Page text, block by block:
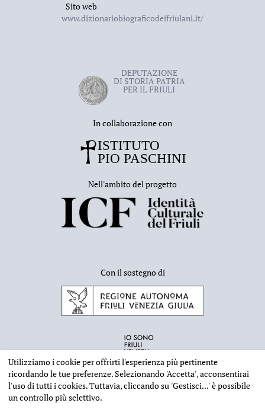
Sito web
www.dizionariobiograficodeifriulani.it/
DEPUTAZIONE
DI STORIA PATRIA
PER IL FRIULI
In collaborazione con
Nell'ambito del progetto
Con il sostegno di
Utilizziamo i cookie per offrirti l'esperienza più pertinente
ricordando le tue preferenze. Selezionando 'Accetta', acconsentirai
l'uso di tutti i cookies. Tuttavia, cliccando su 'Gestisci...'è possibile
un controllo più selettivo.